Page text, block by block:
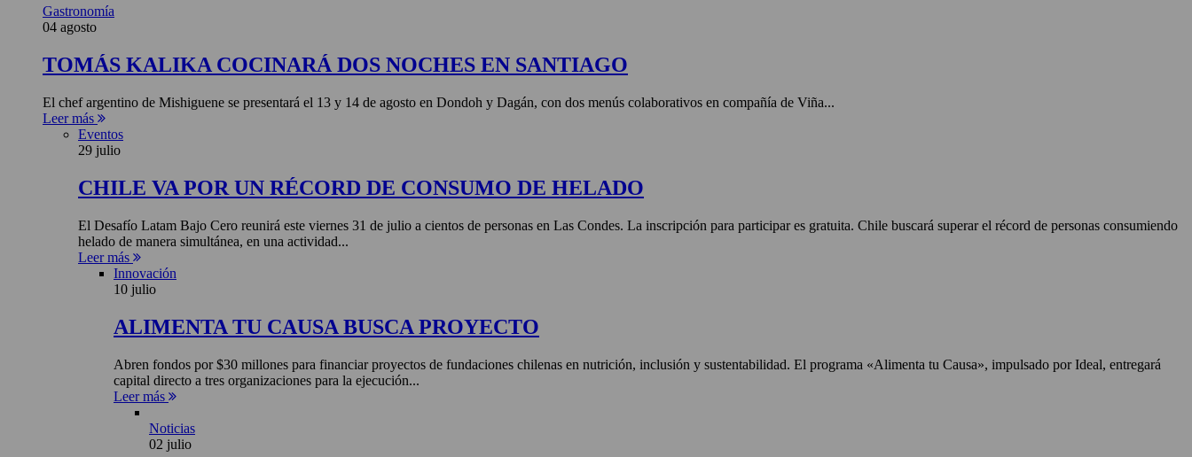
Gastronomía
04 agosto
TOMÁS KALIKA COCINARÁ DOS NOCHES EN SANTIAGO
El chef argentino de Mishiguene se presentará el 13 y 14 de agosto en Dondoh y Dagán, con dos menús colaborativos en compañía de Viña...
Leer más
Eventos
29 julio
CHILE VA POR UN RÉCORD DE CONSUMO DE HELADO
El Desafío Latam Bajo Cero reunirá este viernes 31 de julio a cientos de personas en Las Condes. La inscripción para participar es gratuita. Chile buscará superar el récord de personas consumiendo
helado de manera simultánea, en una actividad...
Leer más
Innovación
10 julio
ALIMENTA TU CAUSA BUSCA PROYECTO
Abren fondos por $30 millones para financiar proyectos de fundaciones chilenas en nutrición, inclusión y sustentabilidad. El programa «Alimenta tu Causa», impulsado por Ideal, entregará
capital directo a tres organizaciones para la ejecución...
Leer más
Noticias
02 julio